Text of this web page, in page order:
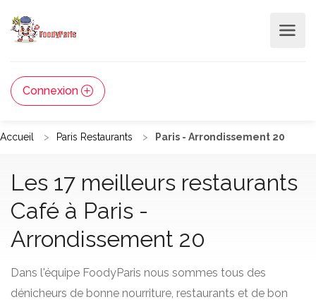
Connexion
Accueil Paris Restaurants Paris - Arrondissement 20
Les 17 meilleurs restaurants
Café à Paris -
Arrondissement 20
Dans l'équipe FoodyParis nous sommes tous des
dénicheurs de bonne nourriture, restaurants et de bon